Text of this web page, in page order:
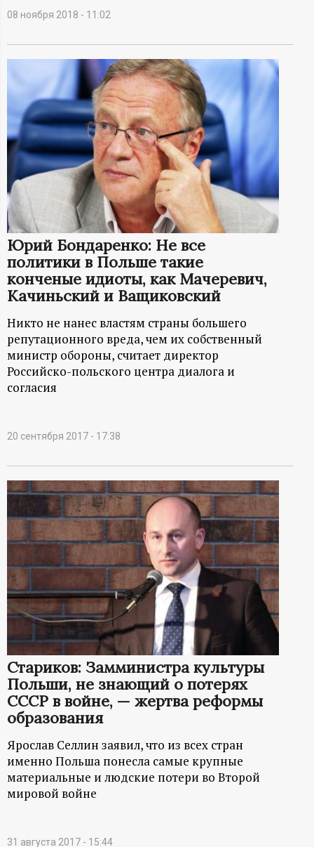
н
о
р
м
а
ц
и
о
н
н
й
п
о
р
т
а
л
08 ноября 2018 - 11:02
Юрий Бондаренко: Не все
политики в Польше такие
конченые идиоты, как Мачеревич,
Качиньский и Ващиковский
Никто не нанес властям страны большего
репутационного вреда, чем их собственный
министр обороны, считает директор
Российско-польского центра диалога и
согласия
20 сентября 2017 - 17:38
Стариков: Замминистра культуры
Польши, не знающий о потерях
СССР в войне, — жертва реформы
образования
Ярослав Селлин заявил, что из всех стран
именно Польша понесла самые крупные
материальные и людские потери во Второй
мировой войне
31 августа 2017 - 15:44